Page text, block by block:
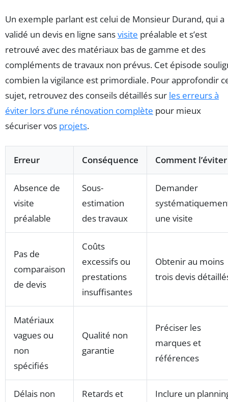
Un exemple parlant est celui de Monsieur Durand, qui a
validé un devis en ligne sansvisite préalable et s’est
retrouvé avec des matériaux bas de gamme et des
compléments de travaux non prévus. Cet épisode
combien la vigilance est primordiale. Pour approfondir
sujet, retrouvez des conseils détaillés sur les erreurs à
éviter lors d’une rénovation complète pour mieux
sécuriser vos projets.
Erreur Conséquence Comment l’éviter
Absence de
visite
préalable
Sous-
estimation
des travaux
Demander
une visite
Pas de
comparaison
de devis
Coûts
excessifs ou
prestations
insuffisantes
Obtenir au moins
trois devis
Matériaux
vagues ou
non
spécifiés
Qualité non
garantie
Préciser les
marques et
références
Délais non Retards et Inclure un